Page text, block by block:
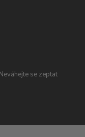
se zeptat